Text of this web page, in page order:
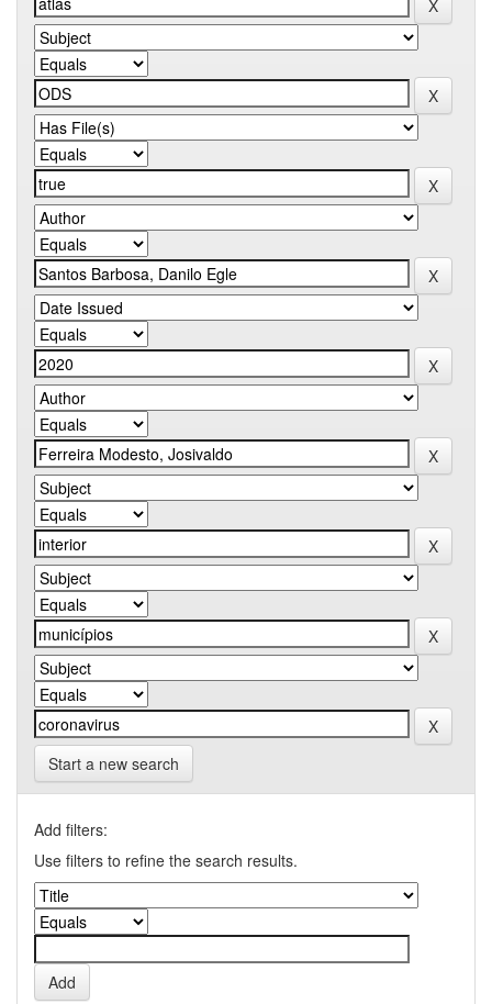
Start a new search
Add filters:
Use filters to refine the search results.